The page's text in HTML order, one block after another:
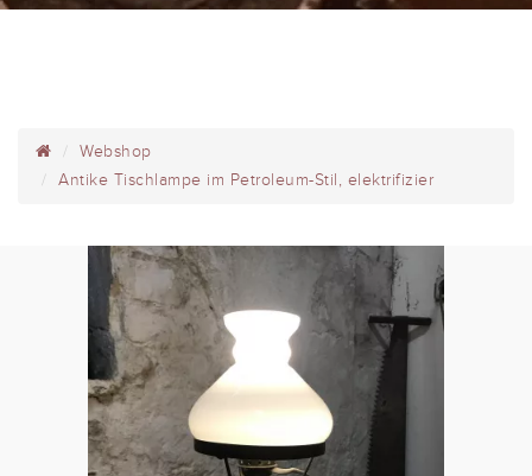
Webshop
Antike Tischlampe im Petroleum-Stil, elektrifizier